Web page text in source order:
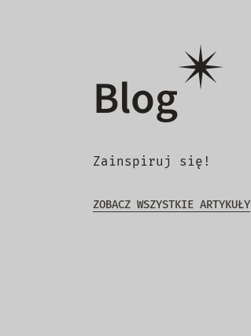
Blog
Zainspiruj się!
ZOBACZ WSZYSTKIE ARTYKUŁY